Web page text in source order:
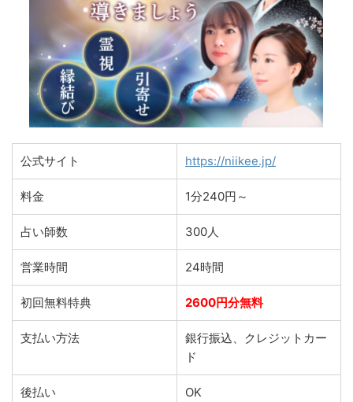
公式サイト https://niikee.jp/
料金 1分240円～
占い師数 300人
営業時間 24時間
初回無料特典 2600円分無料
支払い方法
銀行振込、クレジットカー
ド
後払い OK